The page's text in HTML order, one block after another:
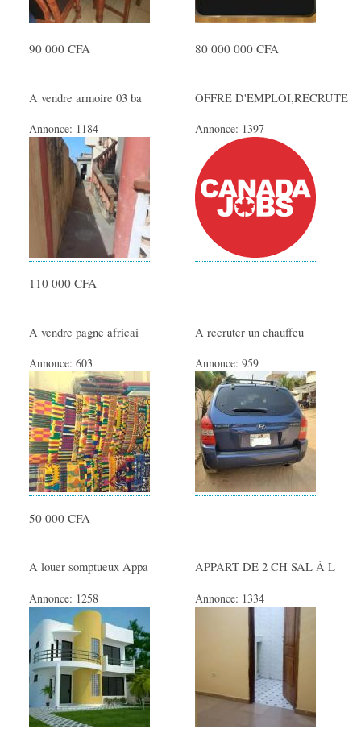
90 000 CFA 80 000 000 CFA
A vendre armoire 03 ba
Annonce: 1184
110 000 CFA
OFFRE D'EMPLOI,RECRUTE
Annonce: 1397
A vendre pagne africai
Annonce: 603
50 000 CFA
A recruter un chauffeu
Annonce:959
A louer somptueux Appa
Annonce: 1258
APPART DE 2 CH SAL À L
Annonce: 1334